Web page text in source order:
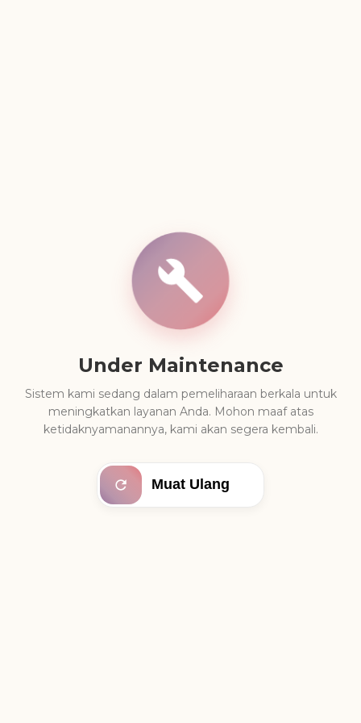
Under Maintenance
Sistem kami sedang dalam pemeliharaan berkala untuk
meningkatkan layanan Anda. Mohon maaf atas
ketidaknyamanannya, kami akan segera kembali.
Muat Ulang